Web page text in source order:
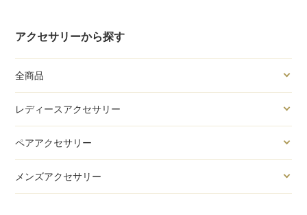
アクセサリーから探す
全商品
レディースアクセサリー
ペアアクセサリー
メンズアクセサリー